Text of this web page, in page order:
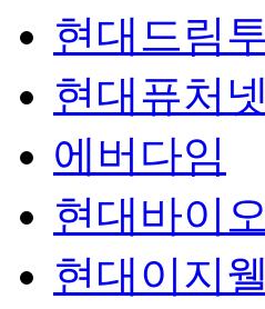
현대드림
현대퓨처넷
에버다임
현대바이
현대이지웰